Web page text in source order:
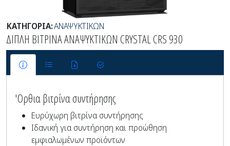
ΚΑΤΗΓΟΡΙΑ:ΑΝΑΨΥΚΤΙΚΩΝ
ΔΙΠΛΗ ΒΙΤΡΙΝΑ ΑΝΑΨΥΚΤΙΚΩΝ CRYSTAL CRS 930
'Ορθια βιτρίνα συντήρησης
Ευρύχωρη βιτρίνα συντήρησης
Ιδανική για συντήρηση και προώθηση
εμφιαλωμένων προϊόντων